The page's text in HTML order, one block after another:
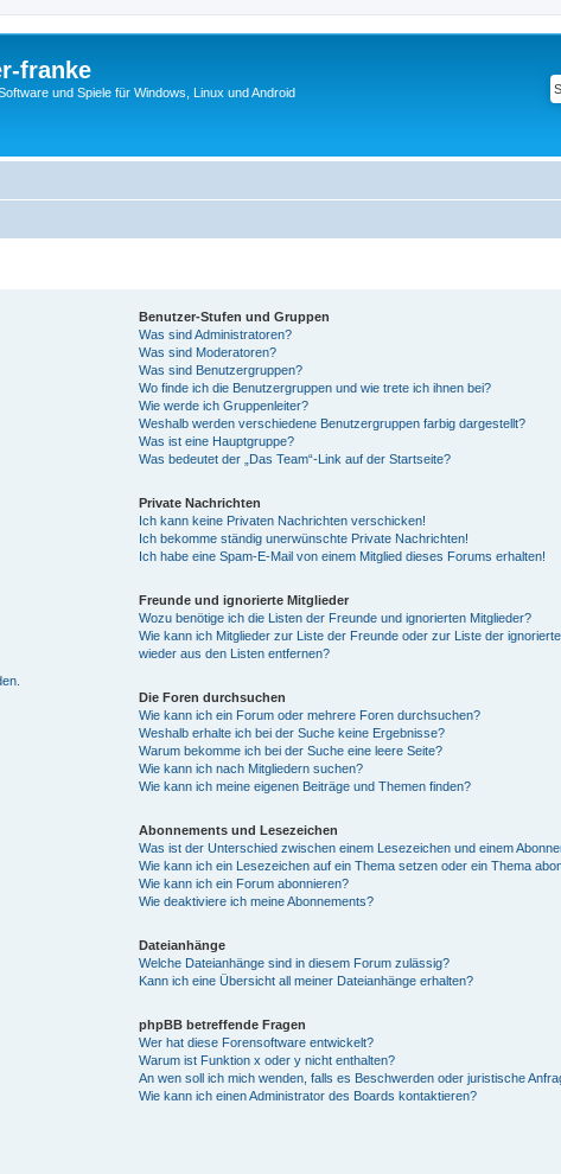
franke
und Spiele für Windows, Linux und Android
Benutzer-Stufen und Gruppen
Was sind Administratoren?
Was sind Moderatoren?
Was sind Benutzergruppen?
Wo finde ich die Benutzergruppen und wie trete ich ihnen bei?
Wie werde ich Gruppenleiter?
Weshalb werden verschiedene Benutzergruppen farbig dargestellt?
Was ist eine Hauptgruppe?
Was bedeutet der „Das Team“-Link auf der Startseite?
Private Nachrichten
Ich kann keine Privaten Nachrichten verschicken!
Ich bekomme ständig unerwünschte Private Nachrichten!
Ich habe eine Spam-E-Mail von einem Mitglied dieses Forums erhalten!
Freunde und ignorierte Mitglieder
Wozu benötige ich die Listen der Freunde und ignorierten Mitglieder?
Wie kann ich Mitglieder zur Liste der Freunde oder zur Liste der
wieder aus den Listen entfernen?
Die Foren durchsuchen
Wie kann ich ein Forum oder mehrere Foren durchsuchen?
Weshalb erhalte ich bei der Suche keine Ergebnisse?
Warum bekomme ich bei der Suche eine leere Seite?
Wie kann ich nach Mitgliedern suchen?
Wie kann ich meine eigenen Beiträge und Themen finden?
Abonnements und Lesezeichen
Was ist der Unterschied zwischen einem Lesezeichen und einem
Wie kann ich ein Lesezeichen auf ein Thema setzen oder ein Thema
Wie kann ich ein Forum abonnieren?
Wie deaktiviere ich meine Abonnements?
Dateianhänge
Welche Dateianhänge sind in diesem Forum zulässig?
Kann ich eine Übersicht all meiner Dateianhänge erhalten?
phpBB betreffende Fragen
Wer hat diese Forensoftware entwickelt?
Warum ist Funktion x oder y nicht enthalten?
An wen soll ich mich wenden, falls es Beschwerden oder juristische
Wie kann ich einen Administrator des Boards kontaktieren?